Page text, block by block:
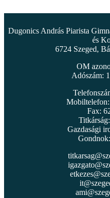
Dugonics András Piarista
és
6724 Szeged,
OM
Adószám:
Fax:
Gazdasági